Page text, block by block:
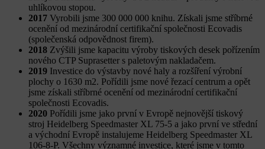
uhlíkovou stopou.
2017 Vyrobili jsme 300 000 000 knihu. Získali jsme stříbrné
ocenění od mezinárodní certifikační společnosti Ecovadis
(společenská odpovědnost firem).
2018 Zvýšili jsme kapacitu výroby tiskových desek pořízením
nového CTP Suprasetter s paletovým nakladačem.
2019 Investice do výstavby nové haly a rozšíření výrobní
plochy o 1630 m2. Pořídili jsme nové řezací centrum a opět
jsme získali stříbrné ocenění od mezinárodní certifikační
společnosti Ecovadis.
2020 Pořídili jsme jako první v Evropě nejnovější tiskový
stroj Heidelberg Speedmaster XL 75-5 a jako první ve střední
a východní Evropě instalujeme Heidelberg Speedmaster XL
106-8-P. Všechny významné investice, které jsme v tomto